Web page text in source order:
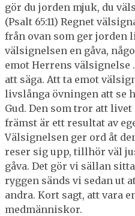
gör du jorden mjuk, du
(Psalt 65:11) Regnet
från ovan som ger jorden
välsignelsen en gåva,
emot Herrens
att säga. Att ta emot
livslånga övningen att se
Gud. Den som tror att
främst är ett resultat av
Välsignelsen ger ord åt
reser sig upp, tillhör väl
gåva. Det gör vi sällan
ryggen sänds vi sedan ut
andra. Kort sagt, att vara
medmänniskor.